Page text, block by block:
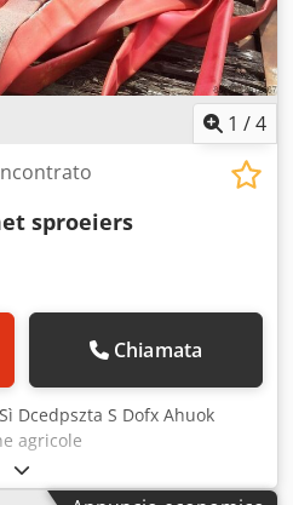
1 /4
incontrato
sproeiers
Chiamata
Dcedpszta S Dofx Ahuok
agricole